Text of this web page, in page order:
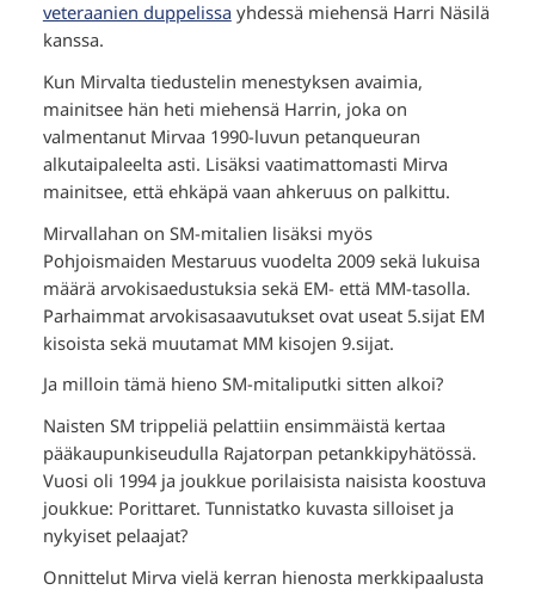
veteraanien duppelissa yhdessä miehensä Harri Näsilä
kanssa.
Kun Mirvalta tiedustelin menestyksen avaimia,
mainitsee hän heti miehensä Harrin, joka on
valmentanut Mirvaa 1990-luvun petanqueuran
alkutaipaleelta asti. Lisäksi vaatimattomasti Mirva
mainitsee, että ehkäpä vaan ahkeruus on palkittu.
Mirvallahan on SM-mitalien lisäksi myös
Pohjoismaiden Mestaruus vuodelta 2009 sekä lukuisa
määrä arvokisaedustuksia sekä EM- että MM-tasolla.
Parhaimmat arvokisasaavutukset ovat useat 5.sijat EM
kisoista sekä muutamat MM kisojen 9.sijat.
Ja milloin tämä hieno SM-mitaliputki sitten alkoi?
Naisten SM trippeliä pelattiin ensimmäistä kertaa
pääkaupunkiseudulla Rajatorpan petankkipyhätössä.
Vuosi oli 1994 ja joukkue porilaisista naisista koostuva
joukkue: Porittaret. Tunnistatko kuvasta silloiset ja
nykyiset pelaajat?
Onnittelut Mirva vielä kerran hienosta merkkipaalusta